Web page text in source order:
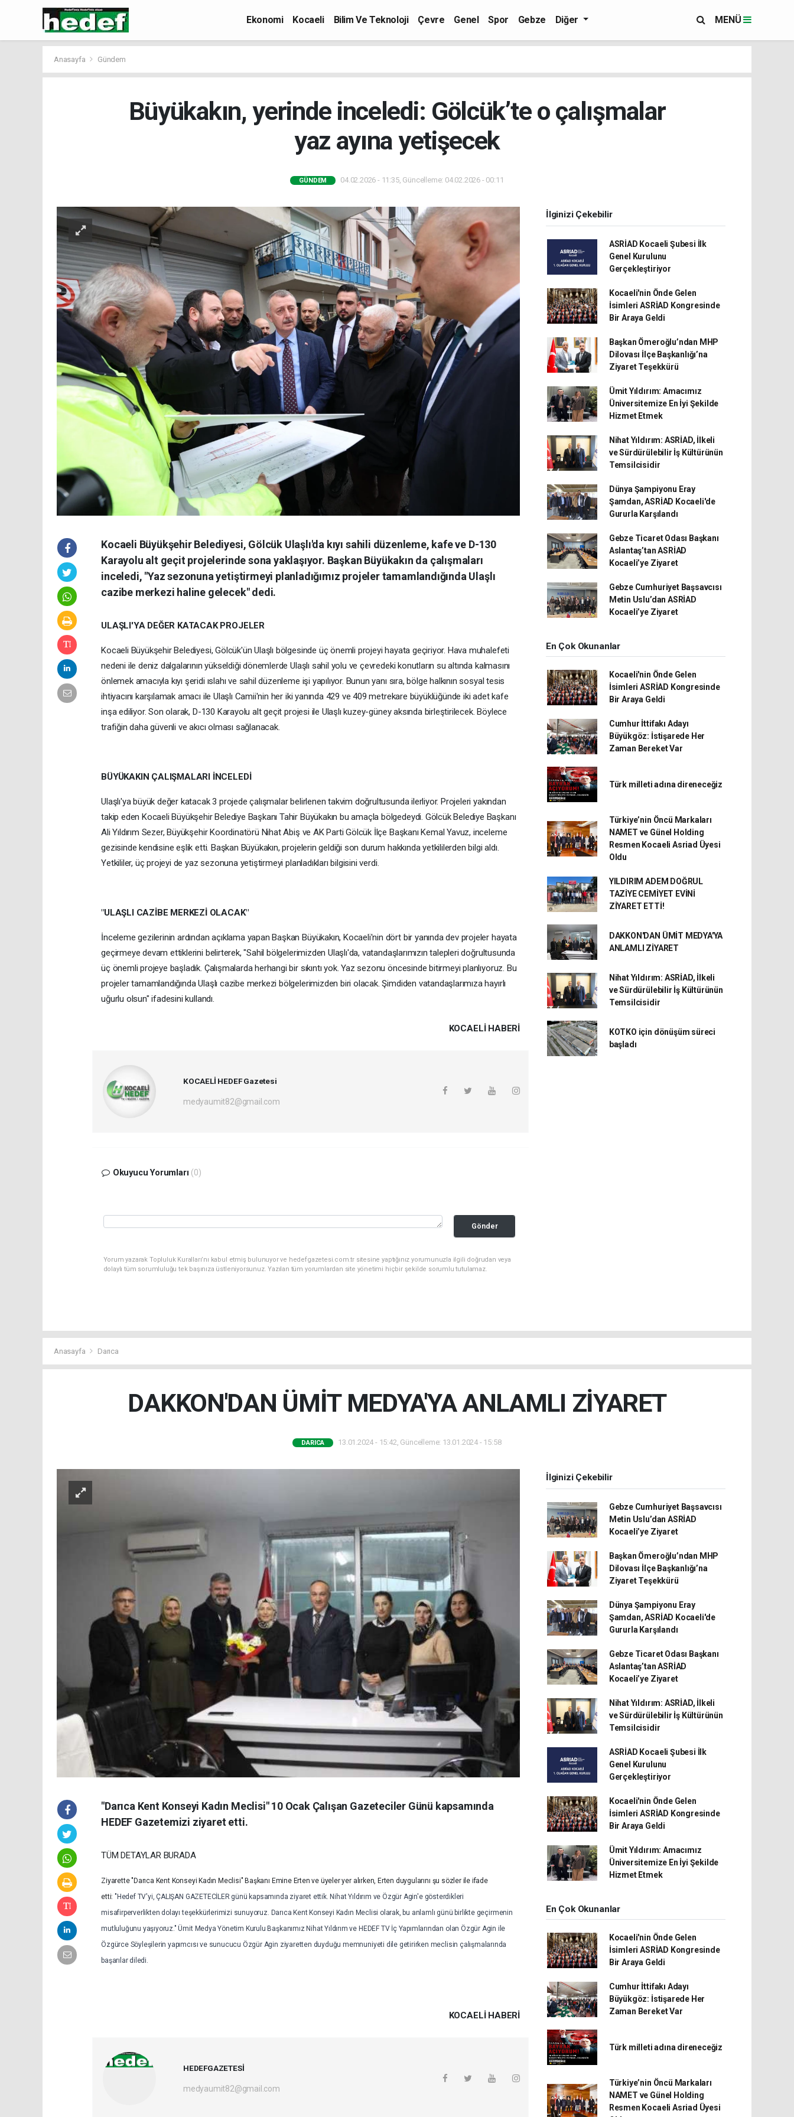
Ekonomi Kocaeli Bilim Ve Teknoloji Çevre Genel Spor Gebze Diğer MENÜ
Anasayfa Gündem
Büyükakın, yerinde inceledi: Gölcük’te o çalışmalar
yaz ayına yetişecek
GÜNDEM 04.02.2026 - 11:35, Güncelleme: 04.02.2026 - 00:11
Kocaeli Büyükşehir Belediyesi, Gölcük Ulaşlı'da kıyı sahili düzenleme, kafe ve D-130
Karayolu alt geçit projelerinde sona yaklaşıyor. Başkan Büyükakın da çalışmaları
inceledi, "Yaz sezonuna yetiştirmeyi planladığımız projeler tamamlandığında Ulaşlı
cazibe merkezi haline gelecek" dedi.
ULAŞLI'YA DEĞER KATACAK PROJELER
Kocaeli Büyükşehir Belediyesi, Gölcük'ün Ulaşlı bölgesinde üç önemli projeyi hayata geçiriyor. Hava muhalefeti
nedeni ile deniz dalgalarının yükseldiği dönemlerde Ulaşlı sahil yolu ve çevredeki konutların su altında kalmasını
önlemek amacıyla kıyı şeridi ıslahı ve sahil düzenleme işi yapılıyor. Bunun yanı sıra, bölge halkının sosyal tesis
ihtiyacını karşılamak amacı ile Ulaşlı Camii'nin her iki yanında 429 ve 409 metrekare büyüklüğünde iki adet kafe
inşa ediliyor. Son olarak, D-130 Karayolu alt geçit projesi ile Ulaşlı kuzey-güney aksında birleştirilecek. Böylece
trafiğin daha güvenli ve akıcı olması sağlanacak.
BÜYÜKAKIN ÇALIŞMALARI İNCELEDİ
Ulaşlı'ya büyük değer katacak 3 projede çalışmalar belirlenen takvim doğrultusunda ilerliyor. Projeleri yakından
takip eden Kocaeli Büyükşehir Belediye Başkanı Tahir Büyükakın bu amaçla bölgedeydi. Gölcük Belediye Başkanı
Ali Yıldırım Sezer, Büyükşehir Koordinatörü Nihat Abiş ve AK Parti Gölcük İlçe Başkanı Kemal Yavuz, inceleme
gezisinde kendisine eşlik etti. Başkan Büyükakın, projelerin geldiği son durum hakkında yetkililerden bilgi aldı.
Yetkililer, üç projeyi de yaz sezonuna yetiştirmeyi planladıkları bilgisini verdi.
"ULAŞLI CAZİBE MERKEZİ OLACAK"
İnceleme gezilerinin ardından açıklama yapan Başkan Büyükakın, Kocaeli'nin dört bir yanında dev projeler hayata
geçirmeye devam ettiklerini belirterek, "Sahil bölgelerimizden Ulaşlı'da, vatandaşlarımızın talepleri doğrultusunda
üç önemli projeye başladık. Çalışmalarda herhangi bir sıkıntı yok. Yaz sezonu öncesinde bitirmeyi planlıyoruz. Bu
projeler tamamlandığında Ulaşlı cazibe merkezi bölgelerimizden biri olacak. Şimdiden vatandaşlarımıza hayırlı
uğurlu olsun" ifadesini kullandı.
KOCAELI HABERİ
KOCAELİ HEDEF Gazetesi
medyaumit82@gmail.com
Okuyucu Yorumları (0)
Gönder
Yorum yazarak Topluluk Kuralları’nı kabul etmiş bulunuyor ve hedefgazetesi.com.tr sitesine yaptığınız yorumunuzla ilgili doğrudan veya
dolaylı tüm sorumluluğu tek başınıza üstleniyorsunuz. Yazılan tüm yorumlardan site yönetimi hiçbir şekilde sorumlu tutulamaz.
İlginizi Çekebilir
ASRİAD Kocaeli Şubesi İlk
Genel Kurulunu
Gerçekleştiriyor
Kocaeli'nin Önde Gelen
İsimleri ASRİAD Kongresinde
Bir Araya Geldi
Başkan Ömeroğlu’ndan MHP
Dilovası İlçe Başkanlığı’na
Ziyaret Teşekkürü
Ümit Yıldırım: Amacımız
Üniversitemize En İyi Şekilde
Hizmet Etmek
Nihat Yıldırım: ASRİAD, İlkeli
ve Sürdürülebilir İş Kültürünün
Temsilcisidir
Dünya Şampiyonu Eray
Şamdan, ASRİAD Kocaeli'de
Gururla Karşılandı
Gebze Ticaret Odası Başkanı
Aslantaş’tan ASRİAD
Kocaeli’ye Ziyaret
Gebze Cumhuriyet Başsavcısı
Metin Uslu’dan ASRİAD
Kocaeli’ye Ziyaret
En Çok Okunanlar
Kocaeli'nin Önde Gelen
İsimleri ASRİAD Kongresinde
Bir Araya Geldi
Cumhur İttifakı Adayı
Büyükgöz: İstişarede Her
Zaman Bereket Var
Türk milleti adına direneceğiz
Türkiye’nin Öncü Markaları
NAMET ve Günel Holding
Resmen Kocaeli Asriad Üyesi
Oldu
YILDIRIM ADEM DOĞRUL
TAZİYE CEMİYET EVİNİ
ZİYARET ETTİ!
DAKKON'DAN ÜMİT MEDYA'YA
ANLAMLI ZİYARET
Nihat Yıldırım: ASRİAD, İlkeli
ve Sürdürülebilir İş Kültürünün
Temsilcisidir
KOTKO için dönüşüm süreci
başladı
Anasayfa Darıca
DAKKON'DAN ÜMİT MEDYA'YA ANLAMLI ZİYARET
DARICA 13.01.2024 - 15:42, Güncelleme: 13.01.2024 - 15:58
"Darıca Kent Konseyi Kadın Meclisi" 10 Ocak Çalışan Gazeteciler Günü kapsamında
HEDEF Gazetemizi ziyaret etti.
TÜM DETAYLAR BURADA
Ziyarette "Darıca Kent Konseyi Kadın Meclisi" Başkanı Emine Erten ve üyeler yer alırken, Erten duygularını şu sözler ile ifade
etti: "Hedef TV'yi, ÇALIŞAN GAZETECİLER günü kapsamında ziyaret ettik. Nihat Yıldırım ve Özgür Agin'e gösterdikleri
misafirperverlikten dolayı teşekkürlerimizi sunuyoruz. Darıca Kent Konseyi Kadın Meclisi olarak, bu anlamlı günü birlikte geçirmenin
mutluluğunu yaşıyoruz." Ümit Medya Yönetim Kurulu Başkanımız Nihat Yıldırım ve HEDEF TV İç Yapımlarından olan Özgür Agin ile
Özgürce Söyleşilerin yapımcısı ve sunucucu Özgür Agin ziyaretten duyduğu memnuniyeti dile getirirken meclisin çalışmalarında
başarılar diledi.
KOCAELI HABERİ
HEDEFGAZETESİ
medyaumit82@gmail.com
İlginizi Çekebilir
Gebze Cumhuriyet Başsavcısı
Metin Uslu’dan ASRİAD
Kocaeli’ye Ziyaret
Başkan Ömeroğlu’ndan MHP
Dilovası İlçe Başkanlığı’na
Ziyaret Teşekkürü
Dünya Şampiyonu Eray
Şamdan, ASRİAD Kocaeli'de
Gururla Karşılandı
Gebze Ticaret Odası Başkanı
Aslantaş’tan ASRİAD
Kocaeli’ye Ziyaret
Nihat Yıldırım: ASRİAD, İlkeli
ve Sürdürülebilir İş Kültürünün
Temsilcisidir
ASRİAD Kocaeli Şubesi İlk
Genel Kurulunu
Gerçekleştiriyor
Kocaeli'nin Önde Gelen
İsimleri ASRİAD Kongresinde
Bir Araya Geldi
Ümit Yıldırım: Amacımız
Üniversitemize En İyi Şekilde
Hizmet Etmek
En Çok Okunanlar
Kocaeli'nin Önde Gelen
İsimleri ASRİAD Kongresinde
Bir Araya Geldi
Cumhur İttifakı Adayı
Büyükgöz: İstişarede Her
Zaman Bereket Var
Türk milleti adına direneceğiz
Türkiye’nin Öncü Markaları
NAMET ve Günel Holding
Resmen Kocaeli Asriad Üyesi